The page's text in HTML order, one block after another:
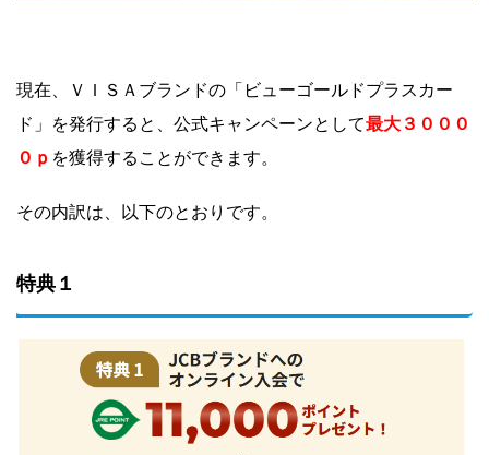
現在、ＶＩＳＡブランドの「ビューゴールドプラスカー
ド」を発行すると、公式キャンペーンとして最大３ ０ ００
０ｐ を獲得することができます。
その内訳は、以下のとおりです。
特典１